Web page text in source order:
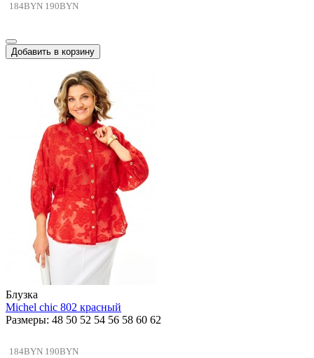
184BYN 190BYN
Добавить в корзину
Блузка
Michel chic 802 красный
Размеры: 48 50 52 54 56 58 60 62
184BYN 190BYN